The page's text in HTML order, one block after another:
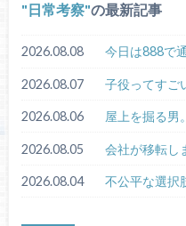
日常考察 の最新記事
2026.08.08 今日は888で通
2026.08.07 子役ってすご
2026.08.06 屋上を掘る男。
2026.08.05 会社が移転し
2026.08.04 不公平な選択